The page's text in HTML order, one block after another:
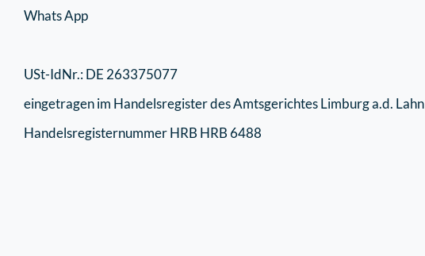
Whats App
USt-IdNr.: DE 263375077
eingetragen im Handelsregister des Amtsgerichtes Limburg a.d. Lahn
Handelsregisternummer HRB HRB 6488